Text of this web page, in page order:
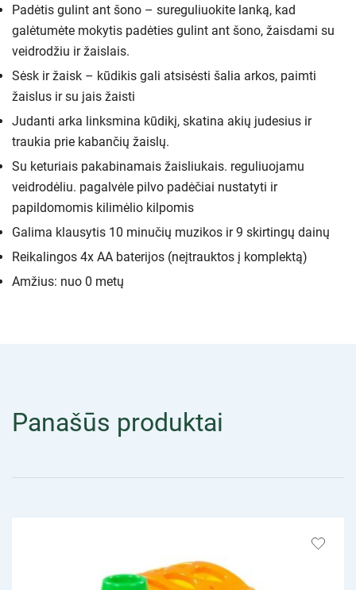
Padėtis gulint ant šono – sureguliuokite lanką, kad
galėtumėte mokytis padėties gulint ant šono, žaisdami su
veidrodžiu ir žaislais.
Sėsk ir žaisk – kūdikis gali atsisėsti šalia arkos, paimti
žaislus ir su jais žaisti
Judanti arka linksmina kūdikį, skatina akių judesius ir
traukia prie kabančių žaislų.
Su keturiais pakabinamais žaisliukais. reguliuojamu
veidrodėliu. pagalvėle pilvo padėčiai nustatyti ir
papildomomis kilimėlio kilpomis
Galima klausytis 10 minučių muzikos ir 9 skirtingų dainų
Reikalingos 4x AA baterijos (neįtrauktos į komplektą)
Amžius: nuo 0 metų
Panašūs produktai